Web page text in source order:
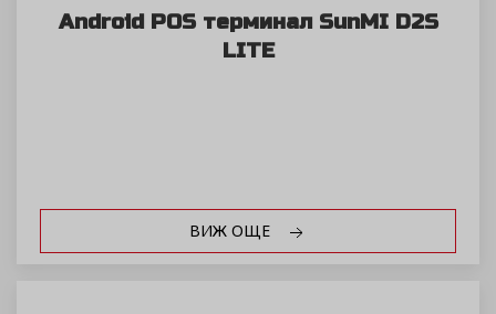
Android POS терминал SunMI D2S
LITE
ВИЖ ОЩЕ